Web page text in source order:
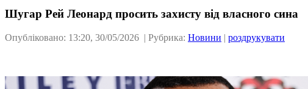
Шугар Рей Леонард просить захисту від власного сина
Опубліковано: 13:20, 30/05/2026 | Рубрика: Новини | роздрукувати